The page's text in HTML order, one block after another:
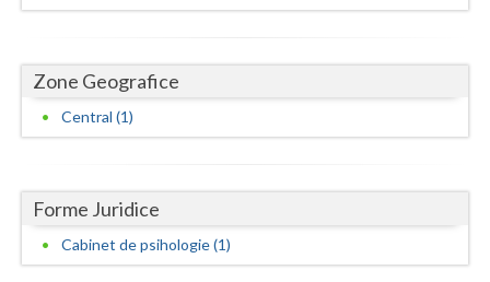
Maramures
Mehedinti
Neamt
Olt
Zone Geografice
Central (1)
Forme Juridice
Cabinet de psihologie (1)